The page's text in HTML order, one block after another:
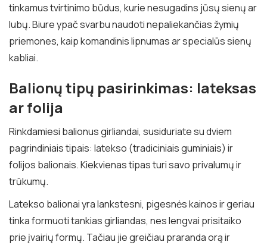
tinkamus tvirtinimo būdus, kurie nesugadins jūsų sienų ar
lubų. Biure ypač svarbu naudoti nepaliekančias žymių
priemones, kaip komandinis lipnumas ar specialūs sienų
kabliai.
Balionų tipų pasirinkimas: lateksas
ar folija
Rinkdamiesi balionus girliandai, susiduriate su dviem
pagrindiniais tipais: latekso (tradiciniais guminiais) ir
folijos balionais. Kiekvienas tipas turi savo privalumų ir
trūkumų.
Latekso balionai yra lankstesni, pigesnės kainos ir geriau
tinka formuoti tankias girliandas, nes lengvai prisitaiko
prie įvairių formų. Tačiau jie greičiau praranda orą ir